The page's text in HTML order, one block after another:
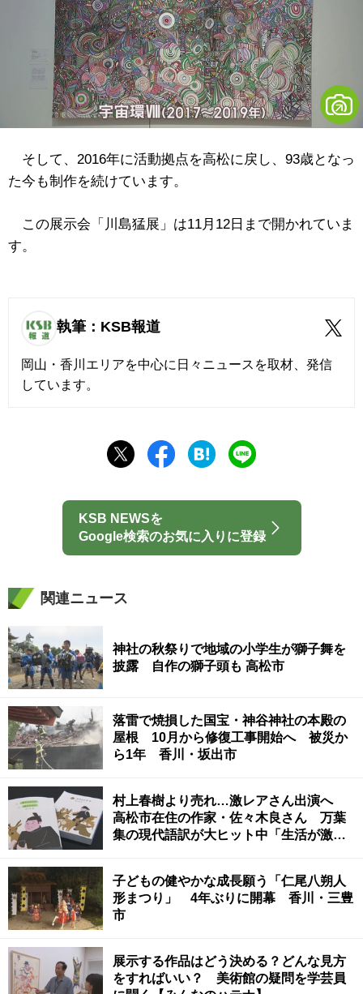
そして、2016年に活動拠点を高松に戻し、93歳となっ
た今も制作を続けています。
この展示会「川島猛展」は11月12日まで開かれていま
す。
執筆：KSB報道
岡山・香川エリアを中心に日々ニュースを取材、発信
しています。
KSB NEWSを
Google検索のお気に入りに登録
関連ニュース
神社の秋祭りで地域の小学生が獅子舞を
披露 自作の獅子頭も 高松市
落雷で焼損した国宝・神谷神社の本殿の
屋根 10月から修復工事開始へ 被災か
ら1年 香川・坂出市
村上春樹より売れ…激レアさん出演へ
高松市在住の作家・佐々木良さん 万葉
集の現代語訳が大ヒット中「生活が激変
子どもの健やかな成長願う「仁尾八朔人
形まつり」 4年ぶりに開幕 香川・三豊
市
展示する作品はどう決める？どんな見方
をすればいい？ 美術館の疑問を学芸員